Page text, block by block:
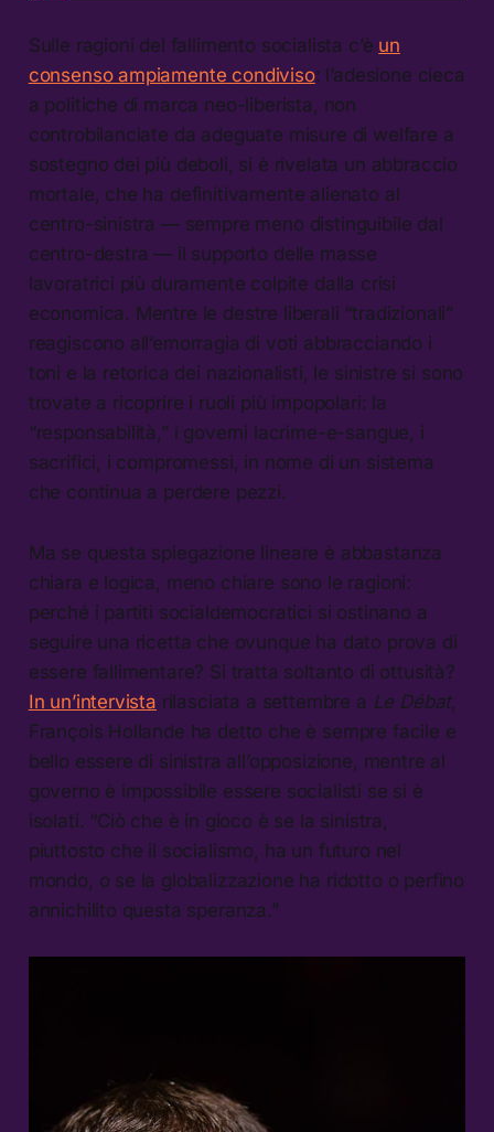
Sulle ragioni del fallimento socialista c’è un
consenso ampiamente condiviso: l’adesione cieca
a politiche di marca neo-liberista, non
controbilanciate da adeguate misure di welfare a
sostegno dei più deboli, si è rivelata un abbraccio
mortale, che ha definitivamente alienato al
centro-sinistra — sempre meno distinguibile dal
centro-destra — il supporto delle masse
lavoratrici più duramente colpite dalla crisi
economica. Mentre le destre liberali “tradizionali”
reagiscono all’emorragia di voti abbracciando i
toni e la retorica dei nazionalisti, le sinistre si sono
trovate a ricoprire i ruoli più impopolari: la
“responsabilità,” i governi lacrime-e-sangue, i
sacrifici, i compromessi, in nome di un sistema
che continua a perdere pezzi.
Ma se questa spiegazione lineare è abbastanza
chiara e logica, meno chiare sono le ragioni:
perché i partiti socialdemocratici si ostinano a
seguire una ricetta che ovunque ha dato prova di
essere fallimentare? Si tratta soltanto di ottusità?
In un’intervista rilasciata a settembre a Le Débat,
François Hollande ha detto che è sempre facile e
bello essere di sinistra all’opposizione, mentre al
governo è impossibile essere socialisti se si è
isolati. “Ciò che è in gioco è se la sinistra,
piuttosto che il socialismo, ha un futuro nel
mondo, o se la globalizzazione ha ridotto o perfino
annichilito questa speranza.”